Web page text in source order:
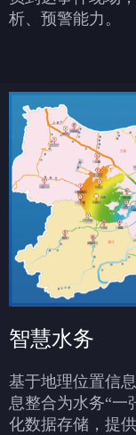
析、预警能力。
智慧水务
基于地理位置信
息整合为水务“一
化数据存储，提